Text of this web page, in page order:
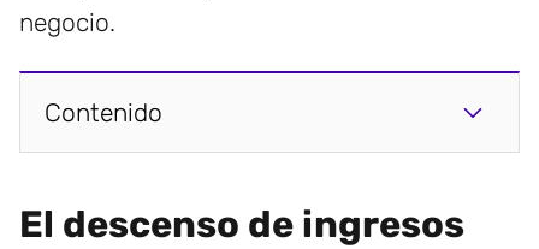
negocio.
Contenido
El descenso de ingresos